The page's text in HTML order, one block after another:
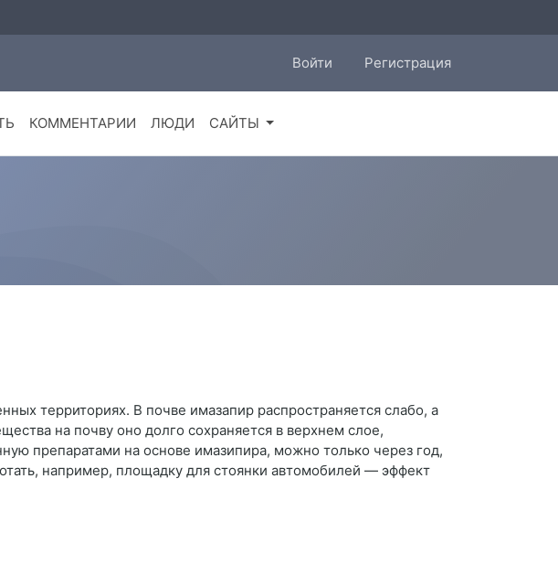
Войти Регистрация
КОММЕНТАРИИ ЛЮДИ САЙТЫ
территориях. В почве имазапир распространяется слабо, а
на почву оно долго сохраняется в верхнем слое,
препаратами на основе имазипира, можно только через год,
например, площадку для стоянки автомобилей — эффект